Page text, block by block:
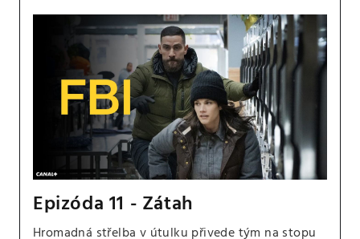
Epizóda 11 - Zátah
Hromadná střelba v útulku přivede tým na stopu